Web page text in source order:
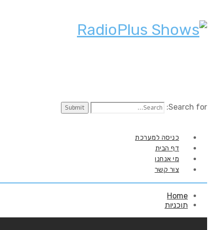
Search for:
כניסה למערכת
דף הבית
מי אנחנו
צור קשר
Home
תוכניות